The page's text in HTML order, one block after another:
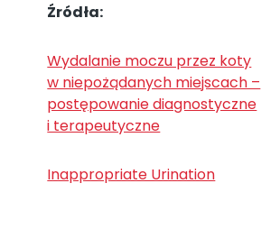
Źródła:
Wydalanie moczu przez koty
w niepożądanych miejscach –
postępowanie diagnostyczne
i terapeutyczne
Inappropriate Urination